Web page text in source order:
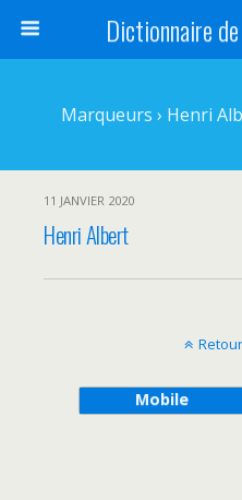
Dictionnaire
Marqueurs › Henri
11 JANVIER 2020
Henri Albert
Mobile